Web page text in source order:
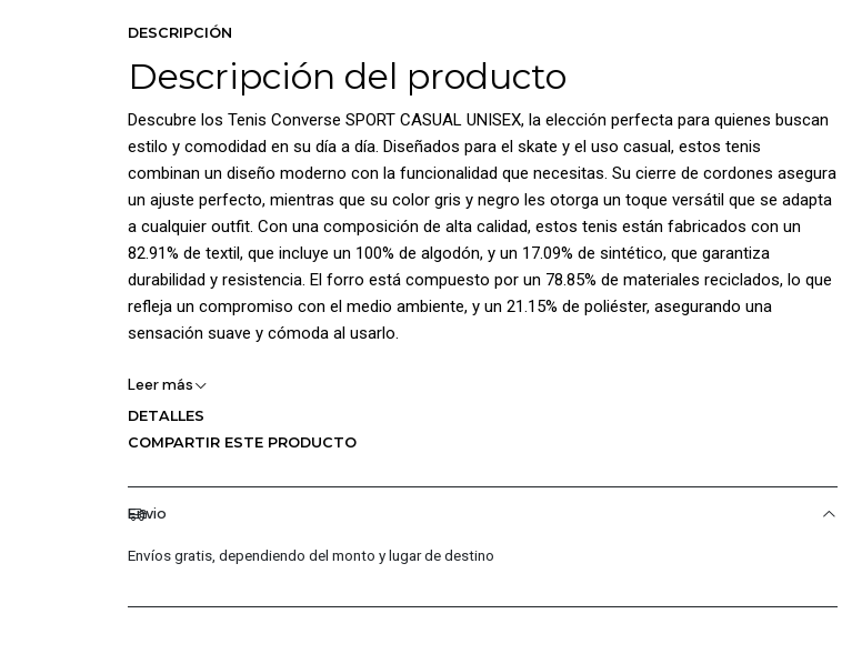
DESCRIPCIÓN
Descripción del producto
Descubre los Tenis Converse SPORT CASUAL UNISEX, la elección perfecta para quienes buscan
estilo y comodidad en su día a día. Diseñados para el skate y el uso casual, estos tenis
combinan un diseño moderno con la funcionalidad que necesitas. Su cierre de cordones asegura
un ajuste perfecto, mientras que su color gris y negro les otorga un toque versátil que se adapta
a cualquier outfit. Con una composición de alta calidad, estos tenis están fabricados con un
82.91% de textil, que incluye un 100% de algodón, y un 17.09% de sintético, que garantiza
durabilidad y resistencia. El forro está compuesto por un 78.85% de materiales reciclados, lo que
refleja un compromiso con el medio ambiente, y un 21.15% de poliéster, asegurando una
sensación suave y cómoda al usarlo.
Con medidas que se adaptan a todos, estos tenis unisex son ideales tanto para hombres como
skate o para un paseo por la ciudad. No te pierdas la oportunidad de lucir estos Tenis Converse
SPORT CASUAL UNISEX, donde la moda se encuentra con la comodidad y la sostenibilidad. ¡Haz
Leer más
DETALLES
COMPARTIR ESTE PRODUCTO
Envio
Envíos gratis, dependiendo del monto y lugar de destino